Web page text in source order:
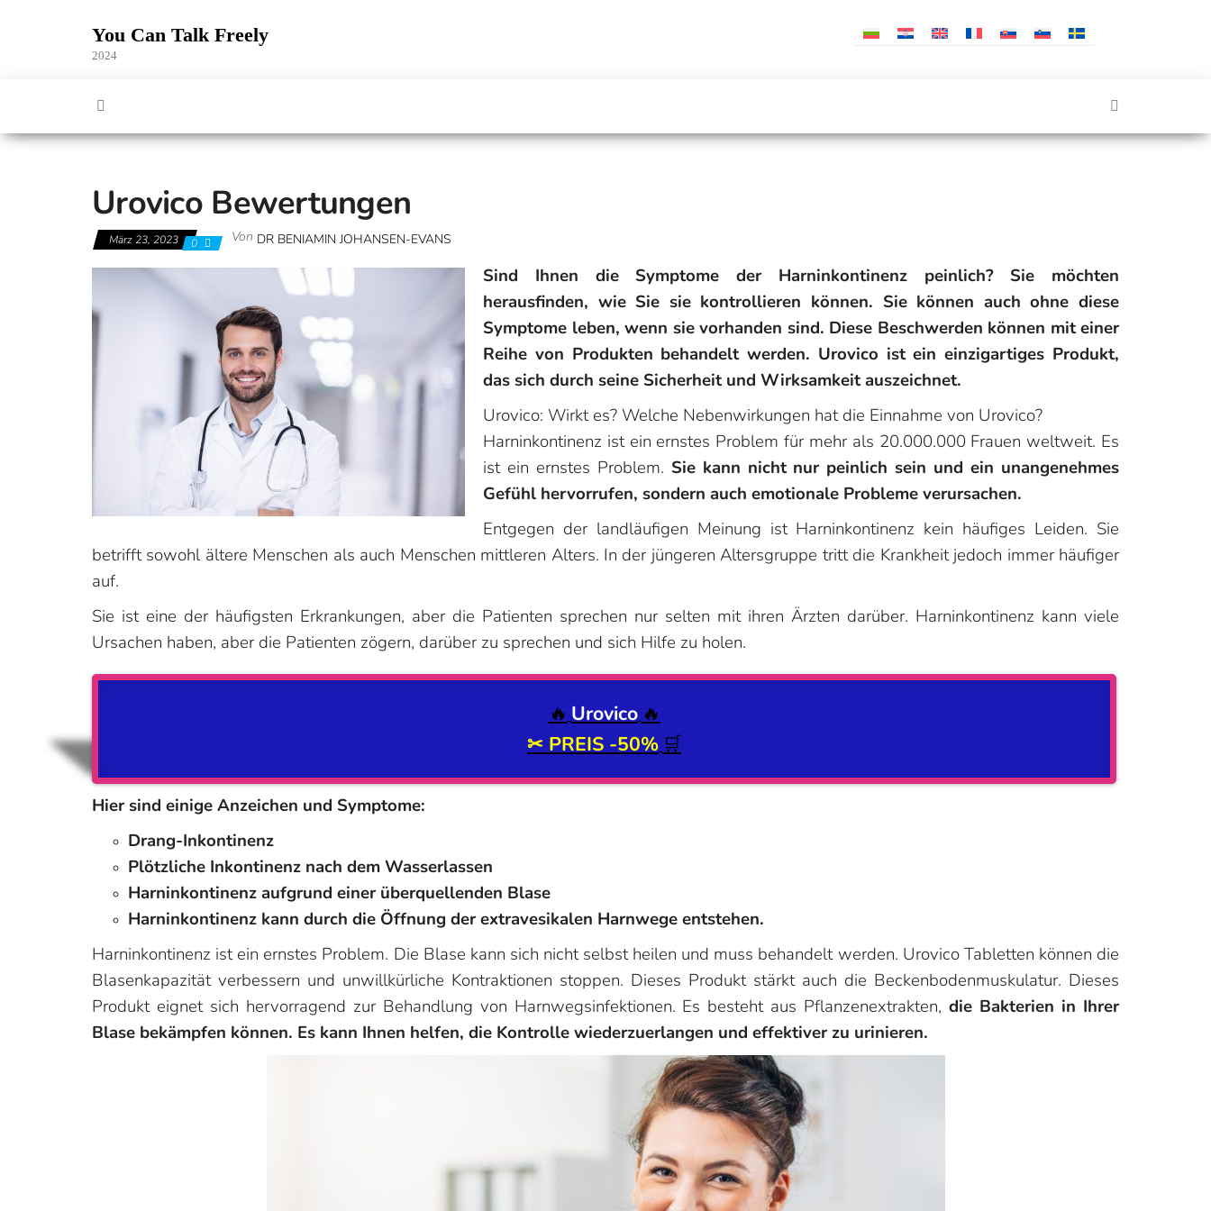
You Can Talk Freely
2024
Urovico Bewertungen
März 23, 2023 0 Von DR BENIAMIN JOHANSEN-EVANS
Sind Ihnen die Symptome der Harninkontinenz peinlich? Sie möchten
herausfinden, wie Sie sie kontrollieren können. Sie können auch ohne diese
Symptome leben, wenn sie vorhanden sind. Diese Beschwerden können mit einer
Reihe von Produkten behandelt werden. Urovico ist ein einzigartiges Produkt,
das sich durch seine Sicherheit und Wirksamkeit auszeichnet.
Urovico: Wirkt es? Welche Nebenwirkungen hat die Einnahme von Urovico?
Harninkontinenz ist ein ernstes Problem für mehr als 20.000.000 Frauen weltweit. Es
ist ein ernstes Problem. Sie kann nicht nur peinlich sein und ein unangenehmes
Gefühl hervorrufen, sondern auch emotionale Probleme verursachen.
Entgegen der landläufigen Meinung ist Harninkontinenz kein häufiges Leiden. Sie
betrifft sowohl ältere Menschen als auch Menschen mittleren Alters. In der jüngeren Altersgruppe tritt die Krankheit jedoch immer häufiger
auf.
Sie ist eine der häufigsten Erkrankungen, aber die Patienten sprechen nur selten mit ihren Ärzten darüber. Harninkontinenz kann viele
Ursachen haben, aber die Patienten zögern, darüber zu sprechen und sich Hilfe zu holen.
🔥 Urovico 🔥
✂ PREIS -50% 🛒
Hier sind einige Anzeichen und Symptome:
Drang-Inkontinenz
Plötzliche Inkontinenz nach dem Wasserlassen
Harninkontinenz aufgrund einer überquellenden Blase
Harninkontinenz kann durch die Öffnung der extravesikalen Harnwege entstehen.
Harninkontinenz ist ein ernstes Problem. Die Blase kann sich nicht selbst heilen und muss behandelt werden. Urovico Tabletten können die
Blasenkapazität verbessern und unwillkürliche Kontraktionen stoppen. Dieses Produkt stärkt auch die Beckenbodenmuskulatur. Dieses
Produkt eignet sich hervorragend zur Behandlung von Harnwegsinfektionen. Es besteht aus Pflanzenextrakten,die Bakterien in Ihrer
Blase bekämpfen können. Es kann Ihnen helfen, die Kontrolle wiederzuerlangen und effektiver zu urinieren.